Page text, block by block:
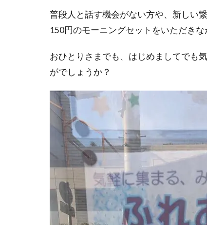
普段人と話す機会がない方や、新しい
150円のモーニングセットをいただき
おひとりさまでも、はじめましてでも
がでしょうか？